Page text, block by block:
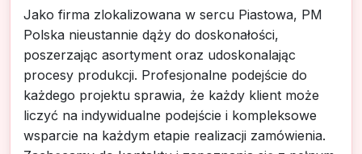
Jako firma zlokalizowana w sercu Piastowa, PM
Polska nieustannie dąży do doskonałości,
poszerzając asortyment oraz udoskonalając
procesy produkcji. Profesjonalne podejście do
każdego projektu sprawia, że każdy klient może
liczyć na indywidualne podejście i kompleksowe
wsparcie na każdym etapie realizacji zamówienia.